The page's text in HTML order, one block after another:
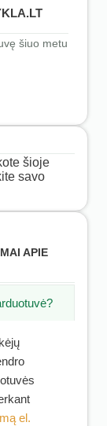
šiuo metu
šioje
savo
APIE
el.